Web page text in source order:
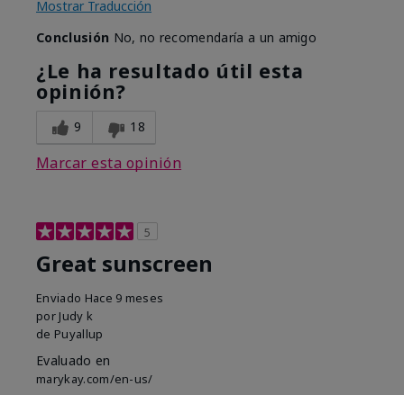
Mostrar Traducción
Conclusión No, no recomendaría a un amigo
¿Le ha resultado útil esta
opinión?
9 18
Marcar esta opinión
5
Great sunscreen
Enviado Hace 9 meses
por Judy k
de Puyallup
Evaluado en
marykay.com/en-us/